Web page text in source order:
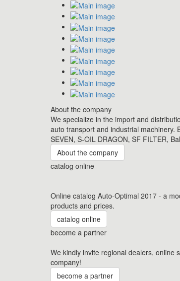
About the company
We specialize in the import and
auto transport and industrial machinery.
SEVEN, S-OIL DRAGON, SF FILTER,
About the company
catalog online
Online catalog Auto-Optimal 2017 - a
products and prices.
catalog online
become a partner
We kindly invite regional dealers, online
company!
become a partner